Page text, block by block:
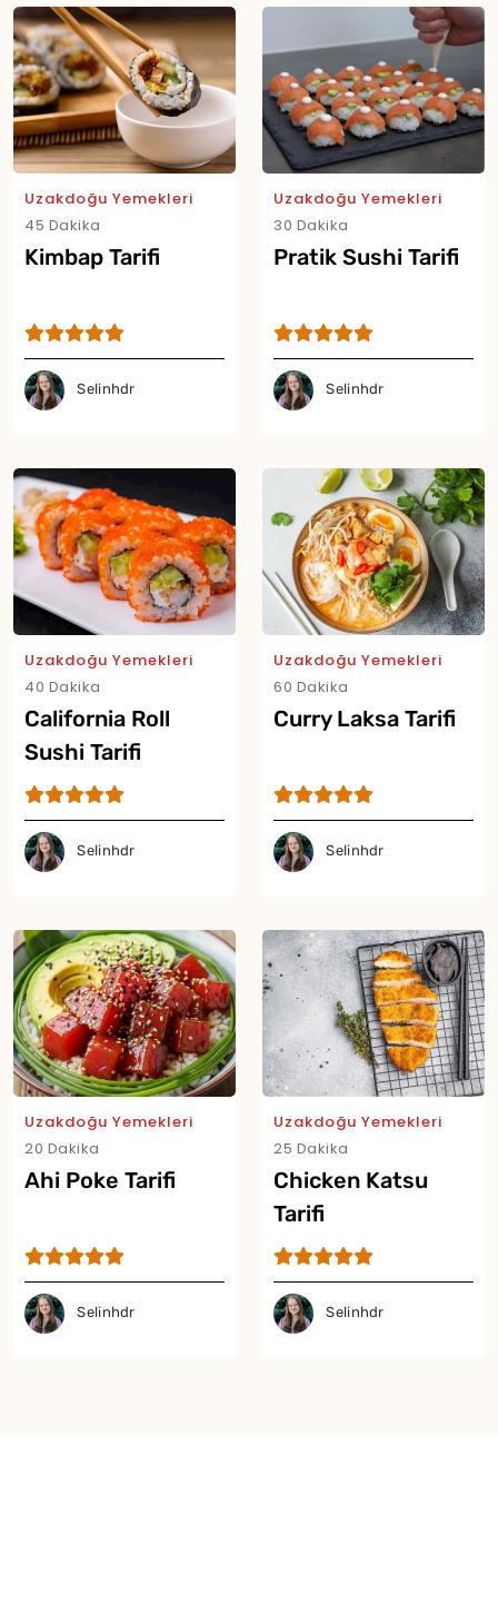
Uzakdoğu Yemekleri
45 Dakika
Kimbap Tarifi
Selinhdr
Uzakdoğu Yemekleri
30 Dakika
Pratik Sushi Tarifi
Selinhdr
Uzakdoğu Yemekleri
40 Dakika
California Roll
Sushi Tarifi
Selinhdr
Uzakdoğu Yemekleri
60 Dakika
Curry Laksa Tarifi
Selinhdr
Uzakdoğu Yemekleri
20 Dakika
Ahi Poke Tarifi
Selinhdr
Uzakdoğu Yemekleri
25 Dakika
Chicken Katsu
Tarifi
Selinhdr